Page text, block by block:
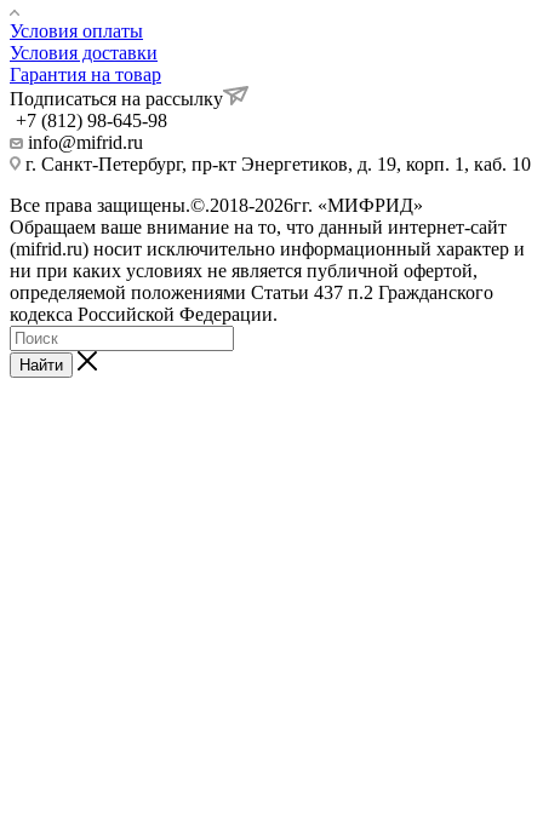
Условия оплаты
Условия доставки
Гарантия на товар
Подписаться на рассылку
+7 (812) 98-645-98
info@mifrid.ru
г. Санкт-Петербург, пр-кт Энергетиков, д. 19, корп. 1, каб. 10
Все права защищены.©.2018-2026гг. «МИФРИД»
Обращаем ваше внимание на то, что данный интернет-сайт
(mifrid.ru) носит исключительно информационный характер и
ни при каких условиях не является публичной офертой,
определяемой положениями Статьи 437 п.2 Гражданского
кодекса Российской Федерации.
Найти